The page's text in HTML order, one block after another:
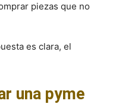
piezas que no
es clara, el
una pyme